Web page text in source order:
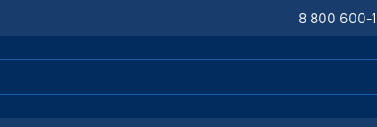
8 800 600-